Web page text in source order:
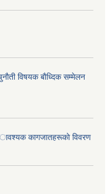
विषयक बाैध्दिक सम्मेलन
कागजातहरूकाे विवरण